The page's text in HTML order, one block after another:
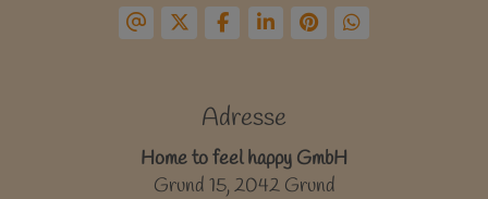
Adresse
Home to feel happy GmbH
Grund 15, 2042 Grund